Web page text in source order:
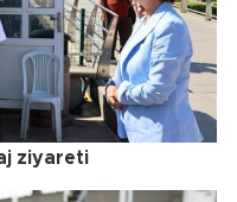
ziyareti